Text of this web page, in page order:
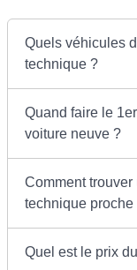
Quels véhicules
technique ?
Quand faire le
voiture neuve ?
Comment
technique
Quel est le prix